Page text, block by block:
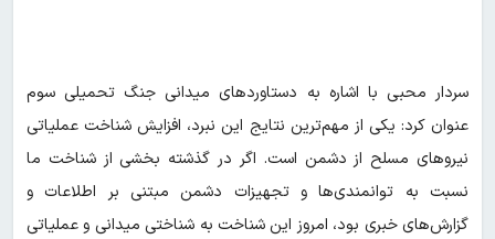
سردار محبی با اشاره به دستاوردهای میدانی جنگ تحمیلی سوم
عنوان کرد: یکی از مهم‌ترین نتایج این نبرد، افزایش شناخت عملیاتی
نیروهای مسلح از دشمن است. اگر در گذشته بخشی از شناخت ما
نسبت به توانمندی‌ها و تجهیزات دشمن مبتنی بر اطلاعات و
گزارش‌های خبری بود، امروز این شناخت به شناختی میدانی و عملیاتی